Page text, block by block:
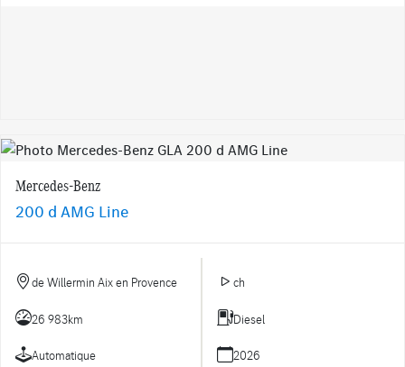
Mercedes-Benz
200 d AMG Line
de Willermin Aix en Provence ch
26 983km Diesel
Automatique 2026